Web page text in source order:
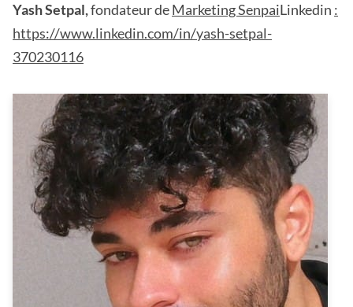
Yash Setpal,fondateur deMarketing SenpaiLinkedin :
https://www.linkedin.com/in/yash-setpal-
370230116